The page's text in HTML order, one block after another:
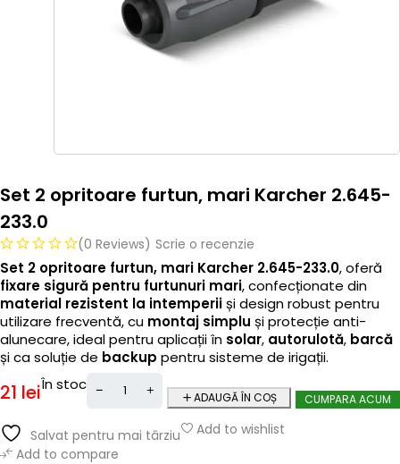
Set 2 opritoare furtun, mari Karcher 2.645-
233.0
(0 Reviews) Scrie o recenzie
Set 2 opritoare furtun, mari Karcher 2.645-233.0, oferă
fixare sigură pentru furtunuri mari, confecționate din
material rezistent la intemperiiși design robust pentru
utilizare frecventă, cu montaj simplu și protecție anti-
alunecare, ideal pentru aplicații în solar, autorulotă, barcă
și ca soluție de backup pentru sisteme de irigații.
21 leiÎn stoc
ADAUGĂ ÎN COȘ CUMPARA ACUM
Salvat pentru mai târziu
Add to wishlist
Add to compare